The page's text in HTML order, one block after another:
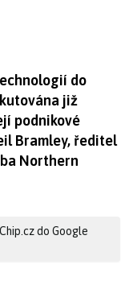
do
již
podnikové
Bramley, ředitel
Northern
do Google